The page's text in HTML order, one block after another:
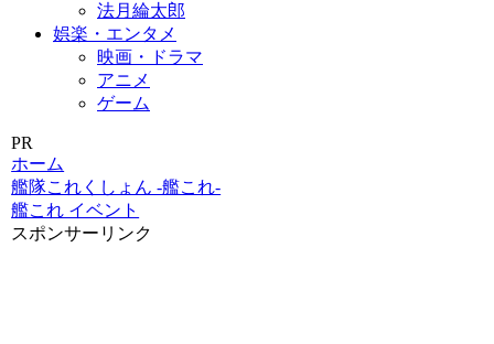
法月綸太郎
娯楽・エンタメ
映画・ドラマ
アニメ
ゲーム
PR
ホーム
艦隊これくしょん -艦これ-
艦これ イベント
スポンサーリンク